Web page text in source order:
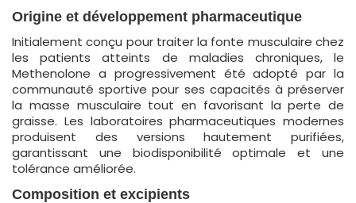
Origine et développement pharmaceutique
Initialement conçu pour traiter la fonte musculaire chez
les patients atteints de maladies chroniques, le
Methenolone a progressivement été adopté par la
communauté sportive pour ses capacités à préserver
la masse musculaire tout en favorisant la perte de
graisse. Les laboratoires pharmaceutiques modernes
produisent des versions hautement purifiées,
garantissant une biodisponibilité optimale et une
tolérance améliorée.
Composition et excipients